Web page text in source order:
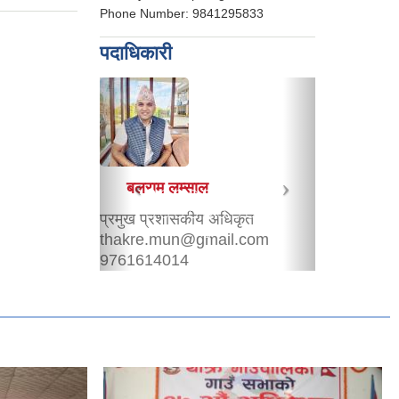
Phone Number: 9841295833
पदाधिकारी
श्री दुर्गा देवी खड्का
शिक्षा अधिकृत
durgakhadka8849@gmail.com
9849035271
शिक्षा शाखा